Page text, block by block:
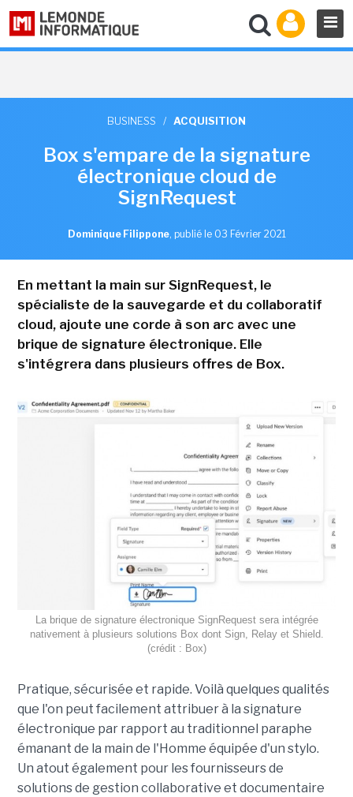
BUSINESS / ACQUISITION
Box s'empare de la signature
électronique cloud de
SignRequest
Dominique Filippone, publié le 03 Février 2021
En mettant la main sur SignRequest, le
spécialiste de la sauvegarde et du collaboratif
cloud, ajoute une corde à son arc avec une
brique de signature électronique. Elle
s'intégrera dans plusieurs offres de Box.
La brique de signature électronique SignRequest sera intégrée
nativement à plusieurs solutions Box dont Sign, Relay et Shield.
(crédit : Box)
Pratique, sécurisée et rapide. Voilà quelques qualités
que l'on peut facilement attribuer à la signature
électronique par rapport au traditionnel paraphe
émanant de la main de l'Homme équipée d'un stylo.
Un atout également pour les fournisseurs de
solutions de gestion collaborative et documentaire